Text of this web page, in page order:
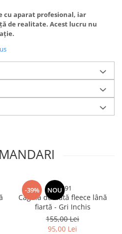
cu aparat profesional, iar
de realitate. Acest lucru nu
-39% NOU
C2591
Cagulă dublată fleece lână
fiartă - Gri Inchis
155,00 Lei
95,00 Lei